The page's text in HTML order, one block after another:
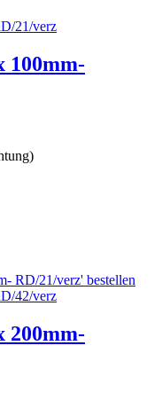
100mm-
200mm-